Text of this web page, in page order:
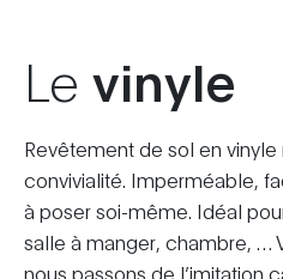
Le vinyle
Revêtement de sol en
convivialité. Imperméable,
à poser soi-même. Idéal
salle à manger, chambre, …
nous passons de l’imitation